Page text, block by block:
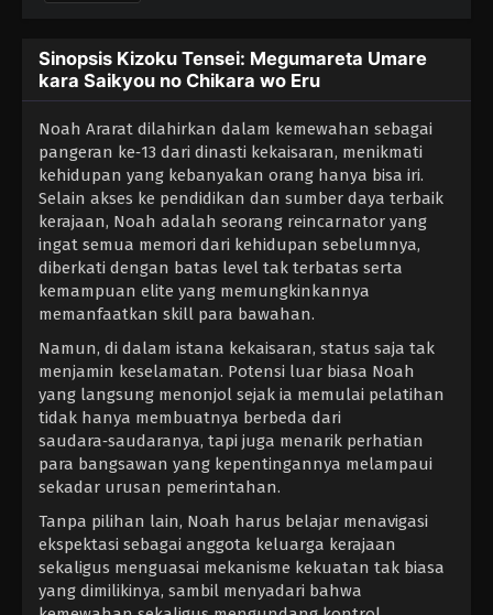
Sinopsis Kizoku Tensei: Megumareta Umare
kara Saikyou no Chikara wo Eru
Noah Ararat dilahirkan dalam kemewahan sebagai
pangeran ke‑13 dari dinasti kekaisaran, menikmati
kehidupan yang kebanyakan orang hanya bisa iri.
Selain akses ke pendidikan dan sumber daya terbaik
kerajaan, Noah adalah seorang reincarnator yang
ingat semua memori dari kehidupan sebelumnya,
diberkati dengan batas level tak terbatas serta
kemampuan elite yang memungkinkannya
memanfaatkan skill para bawahan.
Namun, di dalam istana kekaisaran, status saja tak
menjamin keselamatan. Potensi luar biasa Noah
yang langsung menonjol sejak ia memulai pelatihan
tidak hanya membuatnya berbeda dari
saudara‑saudaranya, tapi juga menarik perhatian
para bangsawan yang kepentingannya melampaui
sekadar urusan pemerintahan.
Tanpa pilihan lain, Noah harus belajar menavigasi
ekspektasi sebagai anggota keluarga kerajaan
sekaligus menguasai mekanisme kekuatan tak biasa
yang dimilikinya, sambil menyadari bahwa